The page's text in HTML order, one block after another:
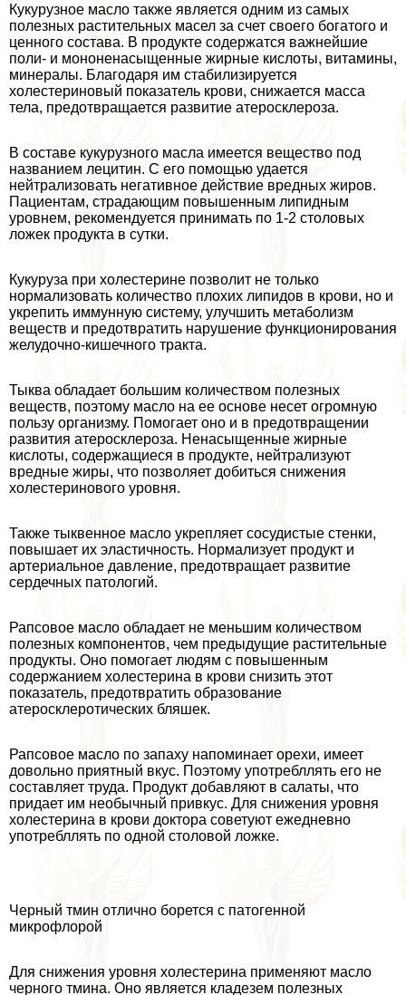
Кукурузное масло также является одним из самых
полезных растительных масел за счет своего богатого и
ценного состава. В продукте содержатся важнейшие
поли- и мононенасыщенные жирные кислоты, витамины,
минералы. Благодаря им стабилизируется
холестериновый показатель крови, снижается масса
тела, предотвращается развитие атеросклероза.
В составе кукурузного масла имеется вещество под
названием лецитин. С его помощью удается
нейтрализовать негативное действие вредных жиров.
Пациентам, страдающим повышенным липидным
уровнем, рекомендуется принимать по 1-2 столовых
ложек продукта в сутки.
Кукуруза при холестерине позволит не только
нормализовать количество плохих липидов в крови, но и
укрепить иммунную систему, улучшить метаболизм
веществ и предотвратить нарушение функционирования
желудочно-кишечного тpaкта.
Тыква обладает большим количеством полезных
веществ, поэтому масло на ее основе несет огромную
пользу организму. Помогает оно и в предотвращении
развития атеросклероза. Ненасыщенные жирные
кислоты, содержащиеся в продукте, нейтрализуют
вредные жиры, что позволяет добиться снижения
холестеринового уровня.
Также тыквенное масло укрепляет сосудистые стенки,
повышает их эластичность. Нормализует продукт и
артериальное давление, предотвращает развитие
сердечных патологий.
Рапсовое масло обладает не меньшим количеством
полезных компонентов, чем предыдущие растительные
продукты. Оно помогает людям с повышенным
содержанием холестерина в крови снизить этот
показатель, предотвратить образование
атеросклеротических бляшек.
Рапсовое масло по запаху напоминает орехи, имеет
довольно приятный вкус. Поэтому употрeбллять его не
составляет труда. Продукт добавляют в салаты, что
придает им необычный привкус. Для снижения уровня
холестерина в крови доктора советуют ежедневно
употрeбллять по одной столовой ложке.
Черный тмин отлично борется с патогенной
микрофлорой
Для снижения уровня холестерина применяют масло
черного тмина. Оно является кладезем полезных